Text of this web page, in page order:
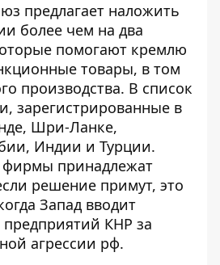
предлагает наложить
более чем на два
помогают кремлю
товары, в том
производства. В список
зарегистрированные в
Шри-Ланке,
Индии и Турции.
фирмы принадлежат
решение примут, это
Запад вводит
предприятий КНР за
агрессии рф.